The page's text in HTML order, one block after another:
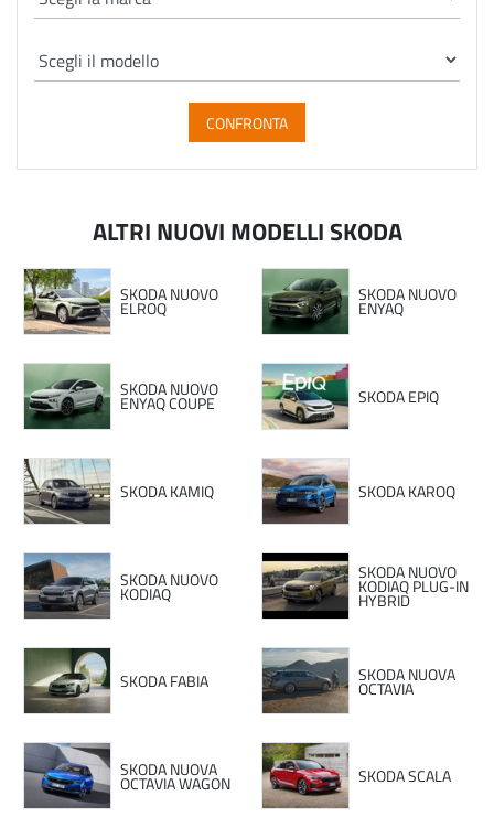
CONFRONTA
ALTRI NUOVI MODELLI SKODA
SKODA NUOVO
ELROQ
SKODA NUOVO
ENYAQ
SKODA NUOVO
ENYAQ COUPE SKODA EPIQ
SKODA KAMIQ SKODA KAROQ
SKODA NUOVO
KODIAQ
SKODA NUOVO
KODIAQ PLUG-IN
HYBRID
SKODA FABIA SKODA NUOVA
OCTAVIA
SKODA NUOVA
OCTAVIA WAGON SKODA SCALA